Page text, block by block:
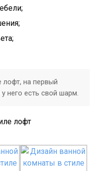
лофт, на первый
него есть свой шарм.